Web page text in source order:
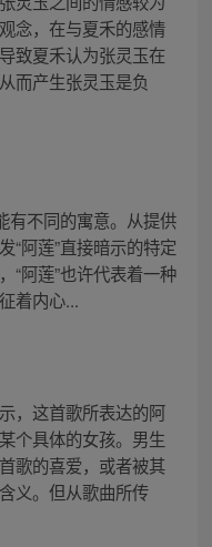
念，在与夏禾的感情
致夏禾认为张灵玉在
而产生张灵玉是负
有不同的寓意。从提供
“阿莲”直接暗示的特定
“阿莲”也许代表着一种
着内心...
，这首歌所表达的阿
个具体的女孩。男生
歌的喜爱，或者被其
义。但从歌曲所传